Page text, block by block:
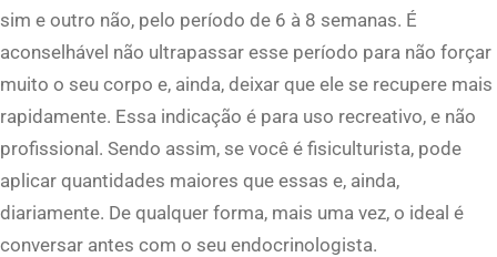
sim e outro não, pelo período de 6 à 8 semanas. É
aconselhável não ultrapassar esse período para não forçar
muito o seu corpo e, ainda, deixar que ele se recupere mais
rapidamente. Essa indicação é para uso recreativo, e não
profissional. Sendo assim, se você é fisiculturista, pode
aplicar quantidades maiores que essas e, ainda,
diariamente. De qualquer forma, mais uma vez, o ideal é
conversar antes com o seu endocrinologista.